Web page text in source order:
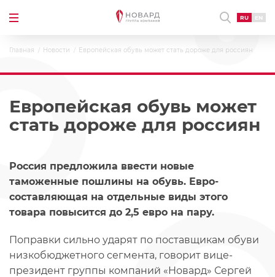
RU EN
Главная Новости Европейская обувь может стать дороже для россиян
Европейская обувь может
стать дороже для россиян
Россия предложила ввести новые
таможенные пошлины на обувь. Евро-
составляющая на отдельные виды этого
товара повысится до 2,5 евро на пару.
Поправки сильно ударят по поставщикам обуви
низкобюджетного сегмента, говорит вице-
президент группы компаний «Новард» Сергей